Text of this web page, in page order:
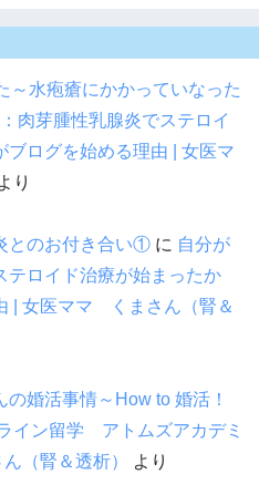
～水疱瘡にかかっていなった
肉芽腫性乳腺炎でステロイ
ブログを始める理由 | 女医マ
り
とのお付き合い① に 自分が
テロイド治療が始まったか
| 女医ママ くまさん（腎＆
婚活事情～How to 婚活！
イン留学 アトムズアカデミ
（腎＆透析）
より